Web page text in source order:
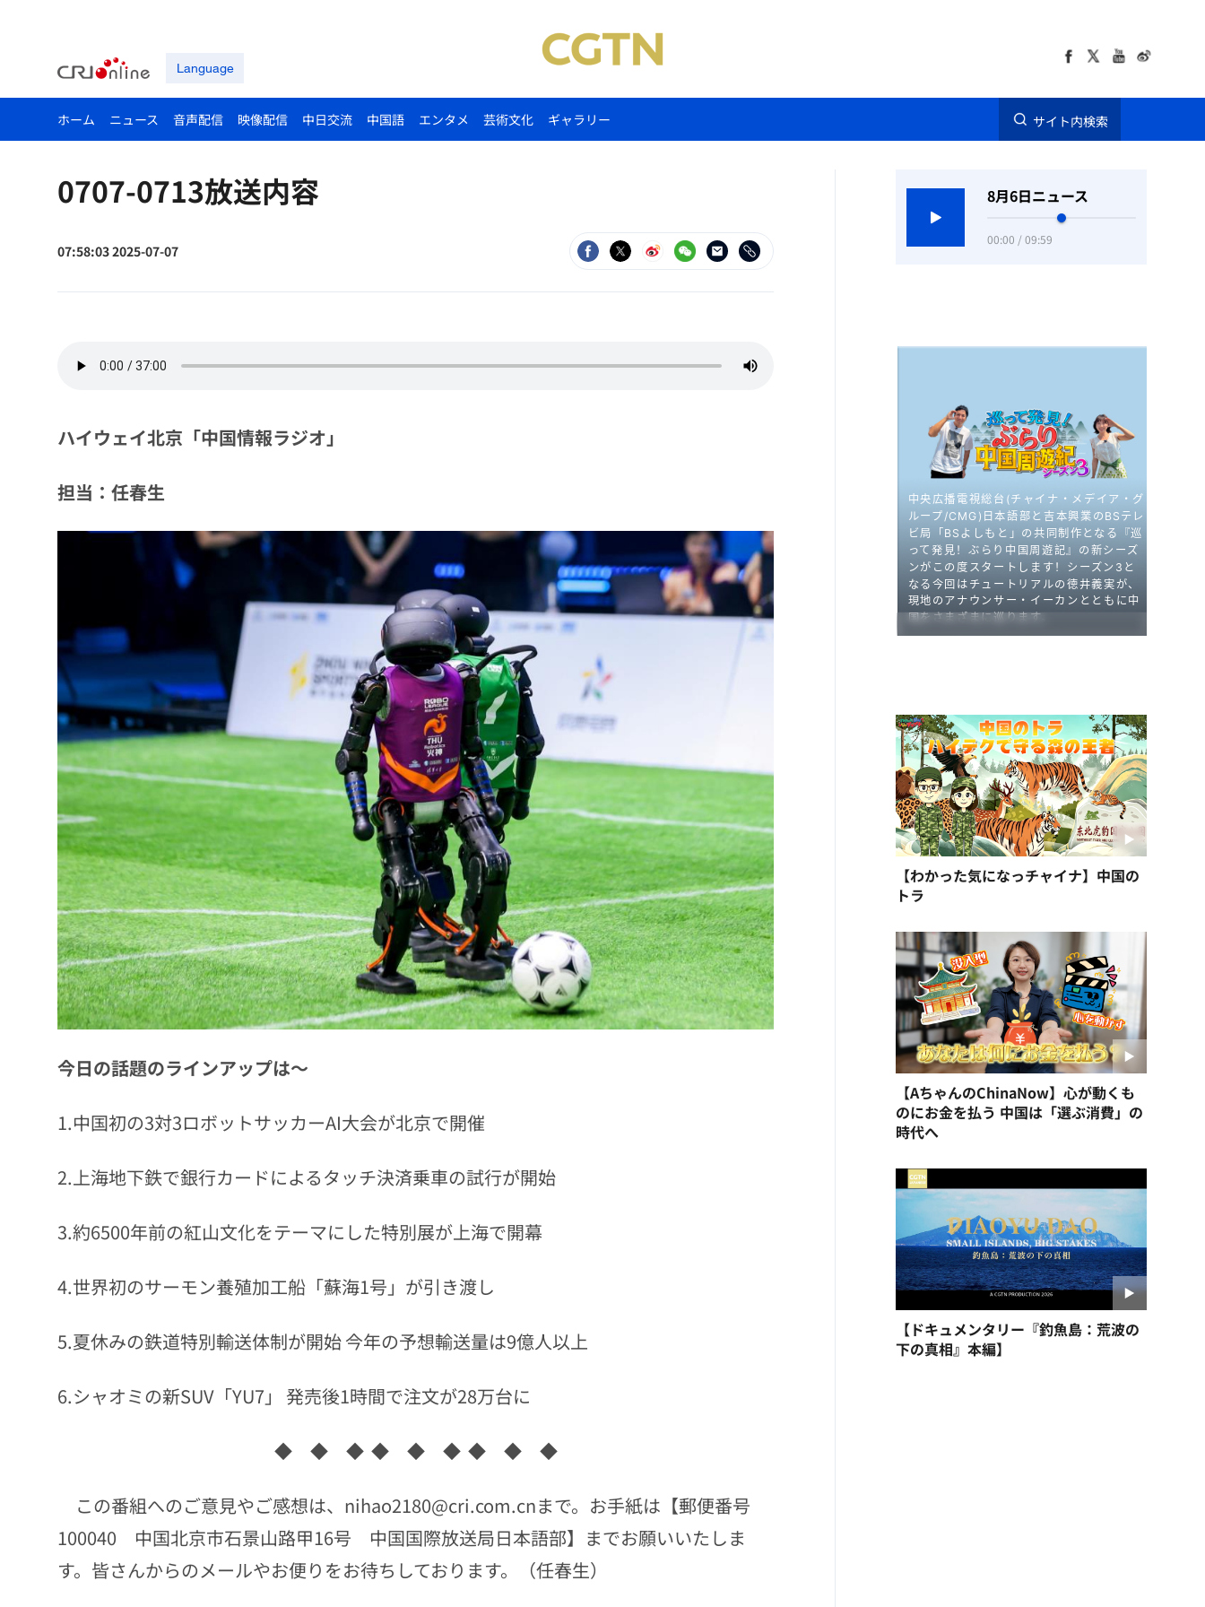
Language
ホーム ニュース 音声配信 映像配信 中日交流 中国語 エンタメ 芸術文化 ギャラリー サイト内検索
0707-0713放送内容
07:58:03 2025-07-07
ハイウェイ北京「中国情報ラジオ」
担当：任春生
今日の話題のラインアップは～
1.中国初の3対3ロボットサッカーAI大会が北京で開催
2.上海地下鉄で銀行カードによるタッチ決済乗車の試行が開始
3.約6500年前の紅山文化をテーマにした特別展が上海で開幕
4.世界初のサーモン養殖加工船「蘇海1号」が引き渡し
5.夏休みの鉄道特別輸送体制が開始 今年の予想輸送量は9億人以上
6.シャオミの新SUV「YU7」 発売後1時間で注文が28万台に
◆ ◆ ◆ ◆ ◆ ◆ ◆ ◆ ◆
この番組へのご意見やご感想は、nihao2180@cri.com.cnまで。お手紙は【郵便番号
100040 中国北京市石景山路甲16号 中国国際放送局日本語部】までお願いいたしま
す。皆さんからのメールやお便りをお待ちしております。（任春生）
8月6日ニュース
00:00 / 09:59
【わかった気になっチャイナ】中国の
トラ
【AちゃんのChinaNow】心が動くも
のにお金を払う 中国は「選ぶ消費」の
時代へ
【ドキュメンタリー『釣魚島：荒波の
下の真相』本編】